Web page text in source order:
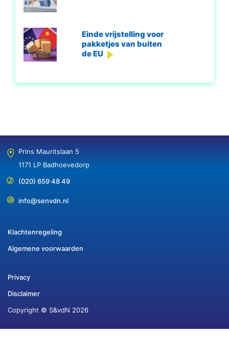
Einde vrijstelling voor
pakketjes van buiten
de EU
Prins Mauritslaan 5
1171 LP Badhoevedorp
(020) 659 48 49
info@senvdn.nl
Klachtenregeling
Algemene voorwaarden
Privacy
Disclaimer
Copyright © S&vdN 2026